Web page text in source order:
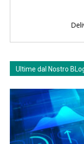
Ultime dal Nostro